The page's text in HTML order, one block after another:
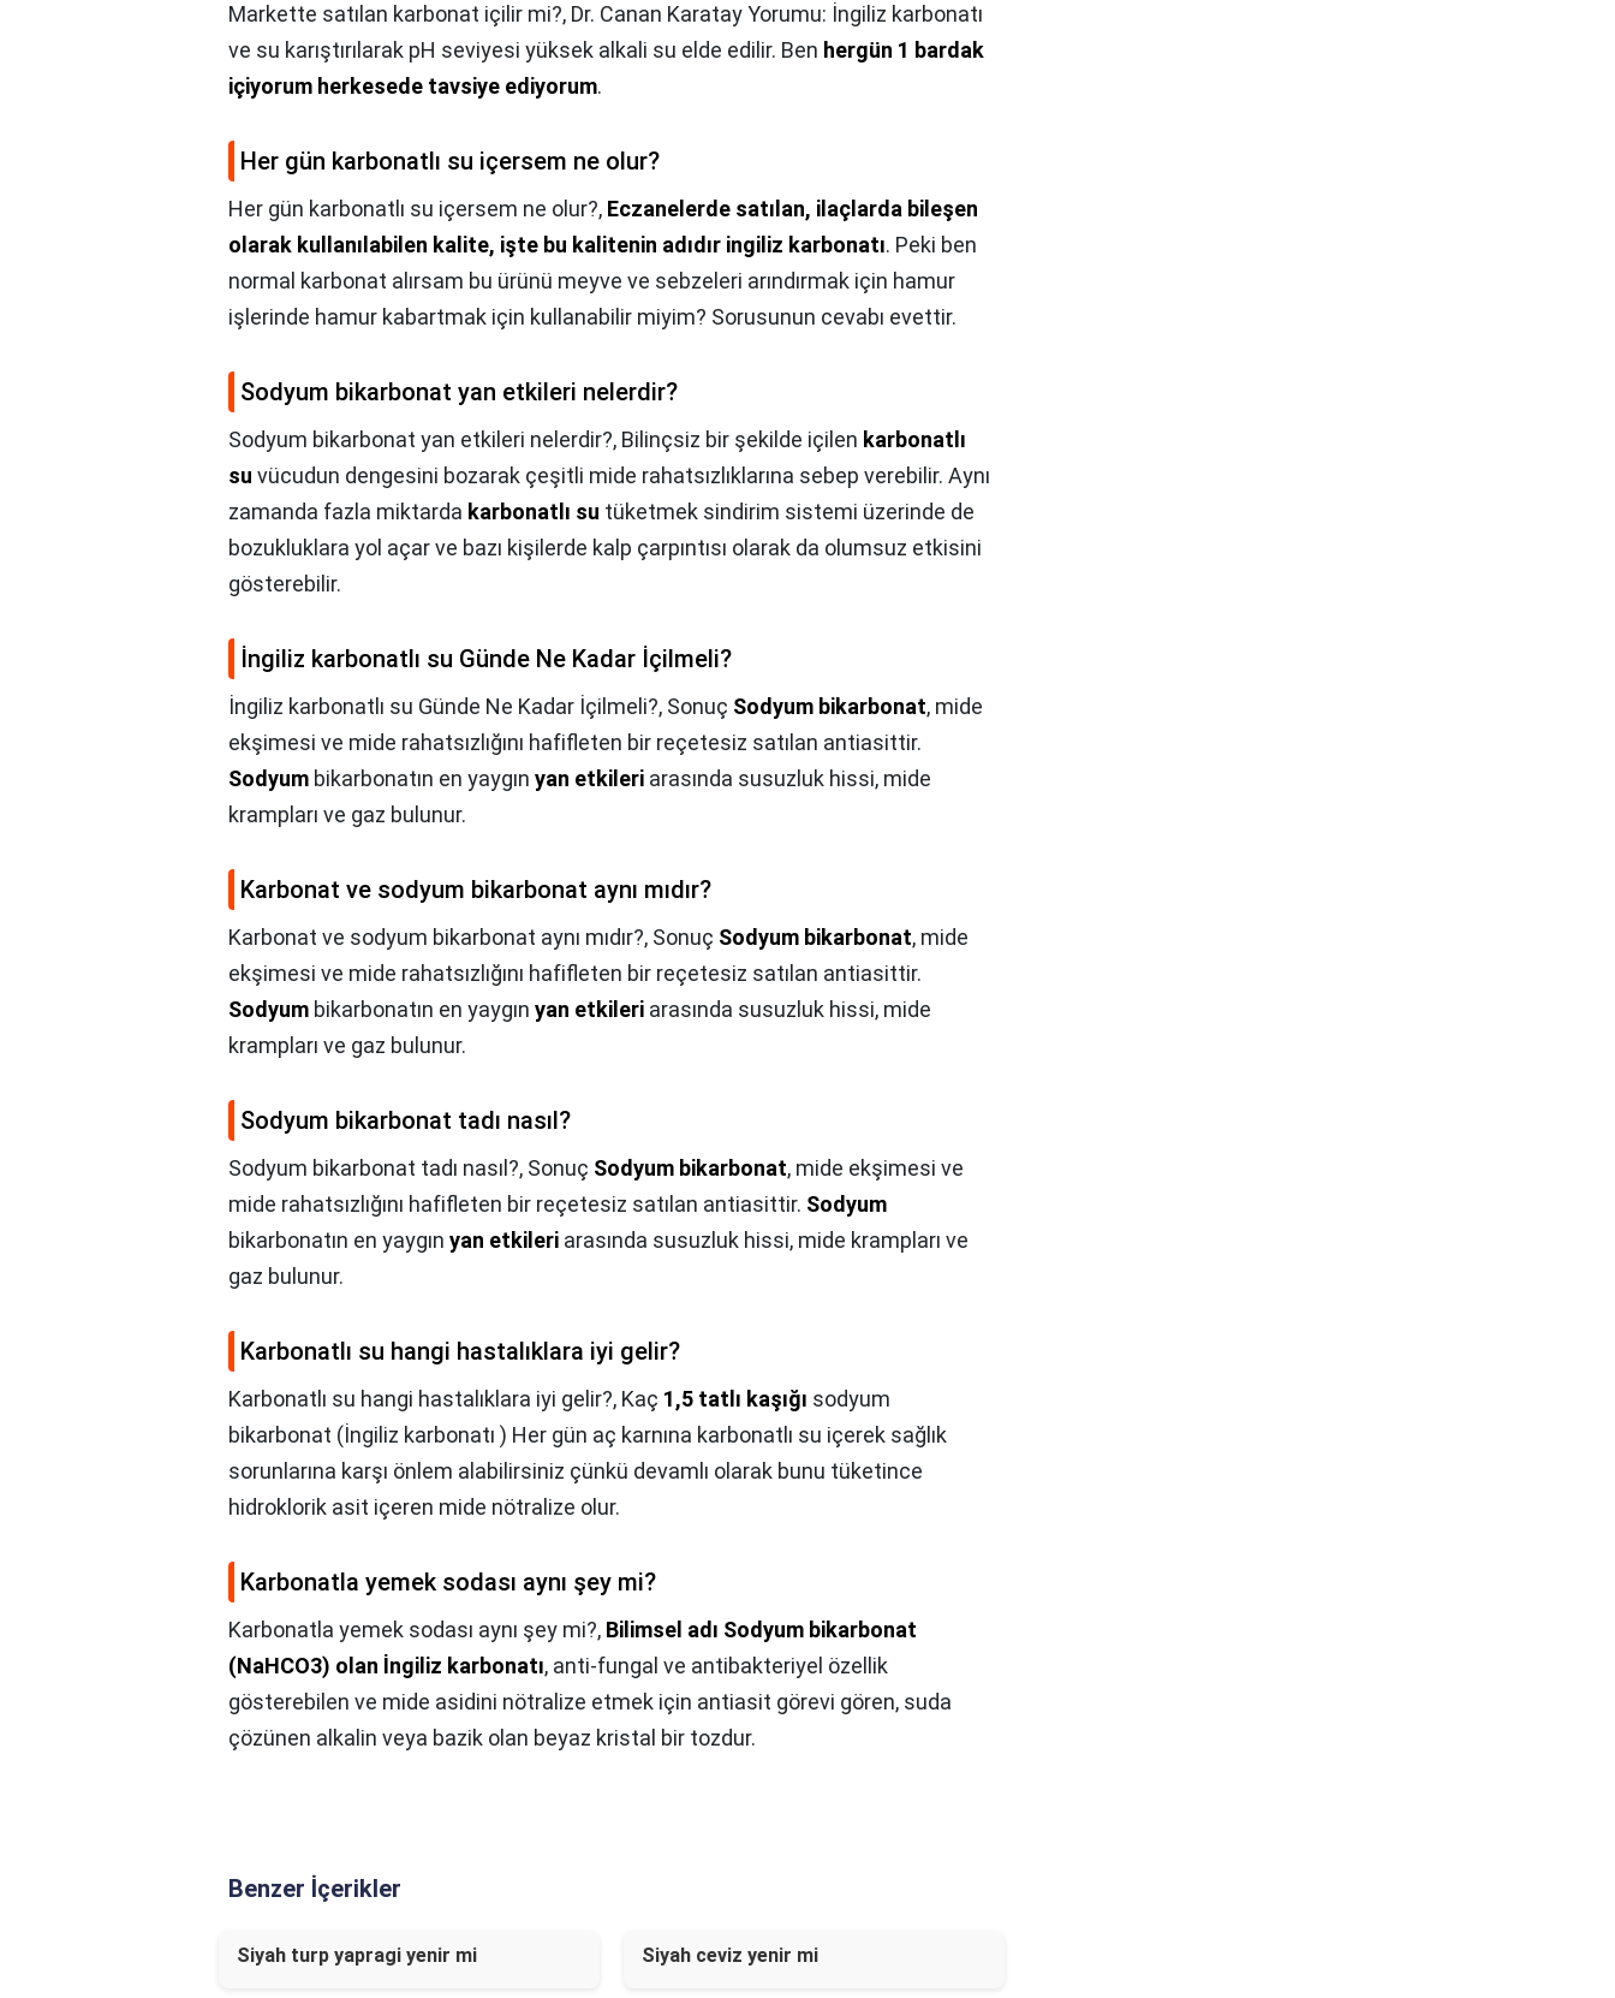
Markette satılan karbonat içilir mi?, Dr. Canan Karatay Yorumu: İngiliz karbonatı
ve su karıştırılarak pH seviyesi yüksek alkali su elde edilir. Ben hergün 1 bardak
içiyorum herkesede tavsiye ediyorum.
Her gün karbonatlı su içersem ne olur?
Her gün karbonatlı su içersem ne olur?, Eczanelerde satılan, ilaçlarda bileşen
olarak kullanılabilen kalite, işte bu kalitenin adıdır ingiliz karbonatı. Peki ben
normal karbonat alırsam bu ürünü meyve ve sebzeleri arındırmak için hamur
işlerinde hamur kabartmak için kullanabilir miyim? Sorusunun cevabı evettir.
Sodyum bikarbonat yan etkileri nelerdir?
Sodyum bikarbonat yan etkileri nelerdir?, Bilinçsiz bir şekilde içilen karbonatlı
su vücudun dengesini bozarak çeşitli mide rahatsızlıklarına sebep verebilir. Aynı
zamanda fazla miktarda karbonatlı su tüketmek sindirim sistemi üzerinde de
bozukluklara yol açar ve bazı kişilerde kalp çarpıntısı olarak da olumsuz etkisini
gösterebilir.
İngiliz karbonatlı su Günde Ne Kadar İçilmeli?
İngiliz karbonatlı su Günde Ne Kadar İçilmeli?, Sonuç Sodyum bikarbonat, mide
ekşimesi ve mide rahatsızlığını hafifleten bir reçetesiz satılan antiasittir.
Sodyum bikarbonatın en yaygın yan etkileri arasında susuzluk hissi, mide
krampları ve gaz bulunur.
Karbonat ve sodyum bikarbonat aynı mıdır?
Karbonat ve sodyum bikarbonat aynı mıdır?, Sonuç Sodyum bikarbonat, mide
ekşimesi ve mide rahatsızlığını hafifleten bir reçetesiz satılan antiasittir.
Sodyum bikarbonatın en yaygın yan etkileri arasında susuzluk hissi, mide
krampları ve gaz bulunur.
Sodyum bikarbonat tadı nasıl?
Sodyum bikarbonat tadı nasıl?, Sonuç Sodyum bikarbonat, mide ekşimesi ve
mide rahatsızlığını hafifleten bir reçetesiz satılan antiasittir. Sodyum
bikarbonatın en yaygın yan etkileri arasında susuzluk hissi, mide krampları ve
gaz bulunur.
Karbonatlı su hangi hastalıklara iyi gelir?
Karbonatlı su hangi hastalıklara iyi gelir?, Kaç 1,5 tatlı kaşığı sodyum
bikarbonat (İngiliz karbonatı ) Her gün aç karnına karbonatlı su içerek sağlık
sorunlarına karşı önlem alabilirsiniz çünkü devamlı olarak bunu tüketince
hidroklorik asit içeren mide nötralize olur.
Karbonatla yemek sodası aynı şey mi?
Karbonatla yemek sodası aynı şey mi?, Bilimsel adı Sodyum bikarbonat
(NaHCO3) olan İngiliz karbonatı, anti-fungal ve antibakteriyel özellik
gösterebilen ve mide asidini nötralize etmek için antiasit görevi gören, suda
çözünen alkalin veya bazik olan beyaz kristal bir tozdur.
Benzer İçerikler
Siyah turp yapragi yenir mi Siyah ceviz yenir mi